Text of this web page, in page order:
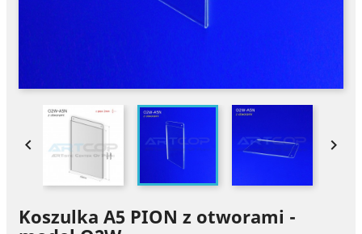
 
Koszulka A5 PION z otworami -